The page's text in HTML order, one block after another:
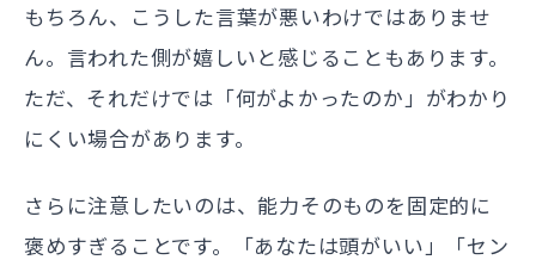
もちろん、こうした言葉が悪いわけではありませ
ん。言われた側が嬉しいと感じることもあります。
ただ、それだけでは「何がよかったのか」がわかり
にくい場合があります。
さらに注意したいのは、能力そのものを固定的に
褒めすぎることです。「あなたは頭がいい」「セン